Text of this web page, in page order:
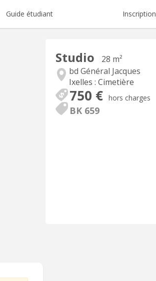
Guide étudiant Inscription
Studio
28 m²
bd Général Jacques
Ixelles : Cimetière
750 € hors charges
BK 659